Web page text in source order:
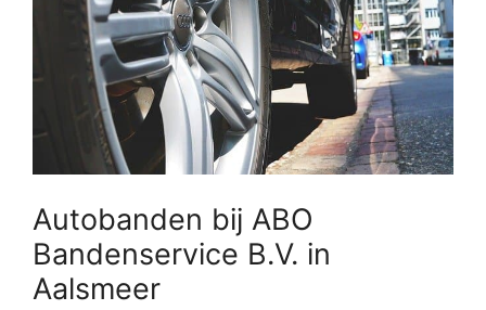
Autobanden bij ABO
Bandenservice B.V. in
Aalsmeer